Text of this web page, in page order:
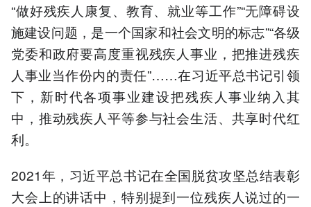
“做好残疾人康复、教育、就业等工作”“无障碍设
施建设问题，是一个国家和社会文明的标志”“各级
党委和政府要高度重视残疾人事业，把推进残疾
人事业当作份内的责任”……在习近平总书记引领
下，新时代各项事业建设把残疾人事业纳入其
中，推动残疾人平等参与社会生活、共享时代红
利。
2021年，习近平总书记在全国脱贫攻坚总结表彰
大会上的讲话中，特别提到一位残疾人说过的一